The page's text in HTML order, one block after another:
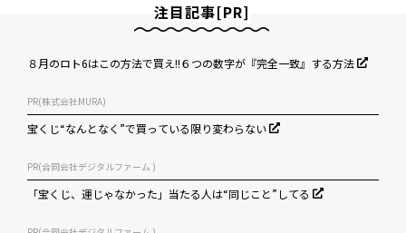
注目記事[PR]
８月のロト6はこの方法で買え!!６つの数字が『完全一致』する方法
PR(株式会社MURA)
宝くじ“なんとなく”で買っている限り変わらない
PR(合同会社デジタルファーム )
「宝くじ、運じゃなかった」当たる人は“同じこと”してる